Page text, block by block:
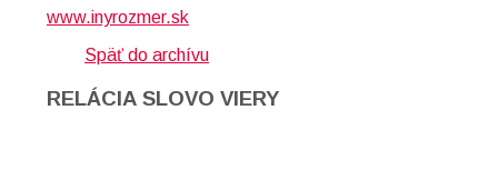
www.inyrozmer.sk
Späť do archívu
RELÁCIA SLOVO VIERY